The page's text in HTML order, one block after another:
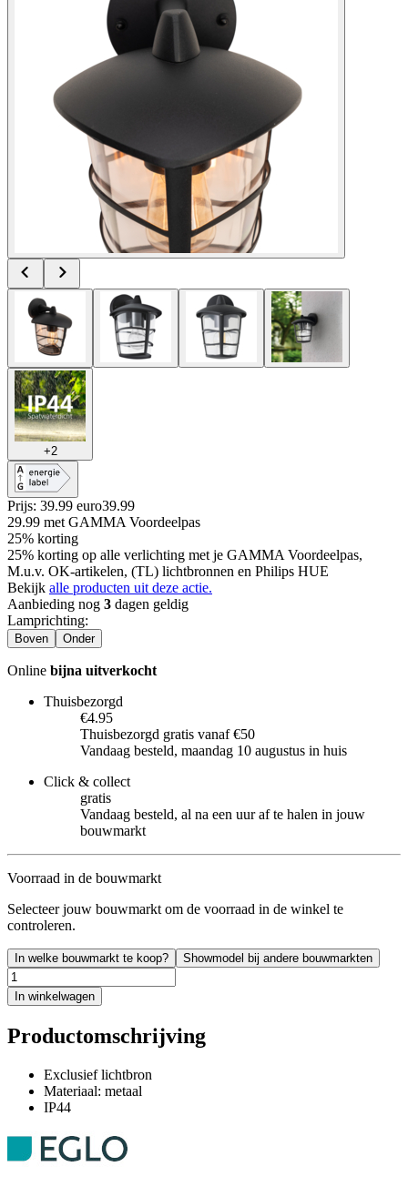
+2
Prijs: 39.99 euro39.99
29.99 met GAMMA Voordeelpas
25% korting
25% korting op alle verlichting met je GAMMA Voordeelpas,
M.u.v. OK-artikelen, (TL) lichtbronnen en Philips HUE
Bekijk alle producten uit deze actie.
Aanbieding nog 3 dagen geldig
Lamprichting:
Boven Onder
Online bijna uitverkocht
Thuisbezorgd
€4.95
Thuisbezorgd gratis vanaf €50
Vandaag besteld, maandag 10 augustus in huis
Click & collect
gratis
Vandaag besteld, al na een uur af te halen in jouw
bouwmarkt
Voorraad in de bouwmarkt
Selecteer jouw bouwmarkt om de voorraad in de winkel te
controleren.
In welke bouwmarkt te koop? Showmodel bij andere bouwmarkten
In winkelwagen
Productomschrijving
Exclusief lichtbron
Materiaal: metaal
IP44